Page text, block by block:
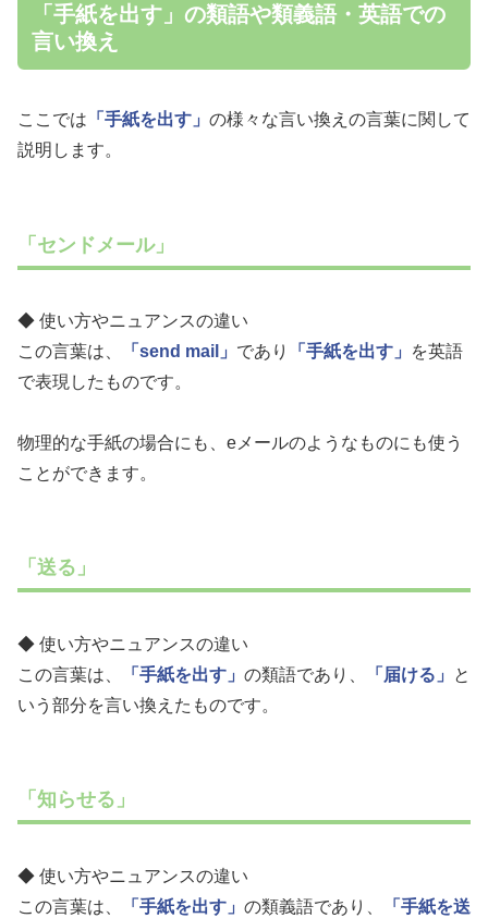
「手紙を出す」の類語や類義語・英語での
言い換え
ここでは 「手紙を出す」 の様々な言い換えの言葉に関して
説明します。
「センドメール」
◆ 使い方やニュアンスの違い
この言葉は、
「send mail」 であり 「手紙を出す」
を英語
で表現したものです。
物理的な手紙の場合にも、eメールのようなものにも使う
ことができます。
「送る」
◆ 使い方やニュアンスの違い
この言葉は、
「手紙を出す」 の類語であり、 「届ける」
と
いう部分を言い換えたものです。
「知らせる」
◆ 使い方やニュアンスの違い
この言葉は、
「手紙を出す」 の類義語であり、
「手紙を送